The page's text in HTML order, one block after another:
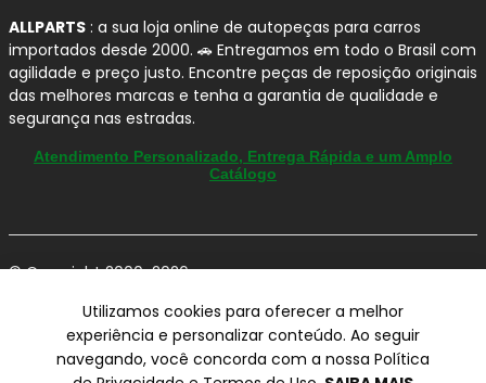
ALLPARTS : a sua loja online de autopeças para carros
importados desde 2000. 🚗 Entregamos em todo o Brasil com
agilidade e preço justo. Encontre peças de reposição originais
das melhores marcas e tenha a garantia de qualidade e
segurança nas estradas.
Atendimento Personalizado, Entrega Rápida e um Amplo
Catálogo
© Copyright 2000-2026
CNPJ 03.724.695/0001-42 - Av. Avelino Capellato, 450 - Santa
Claudina - Vinhedo/SP - CEP 13284-480.
Preços, condições de pagamento e frete exclusivos para compras via
Utilizamos cookies para oferecer a melhor
experiência e personalizar conteúdo. Ao seguir
navegando, você concorda com a nossa Política